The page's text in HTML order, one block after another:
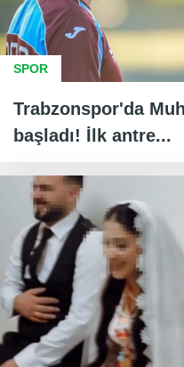
SPOR
Trabzonspor'da
başladı! İlk antre...